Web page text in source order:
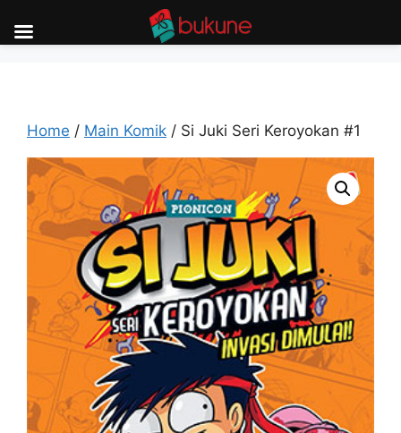
Home / Main Komik / Si Juki Seri Keroyokan #1